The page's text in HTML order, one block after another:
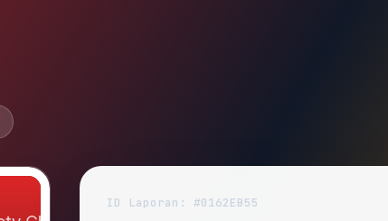
ID Laporan: #0162EB55